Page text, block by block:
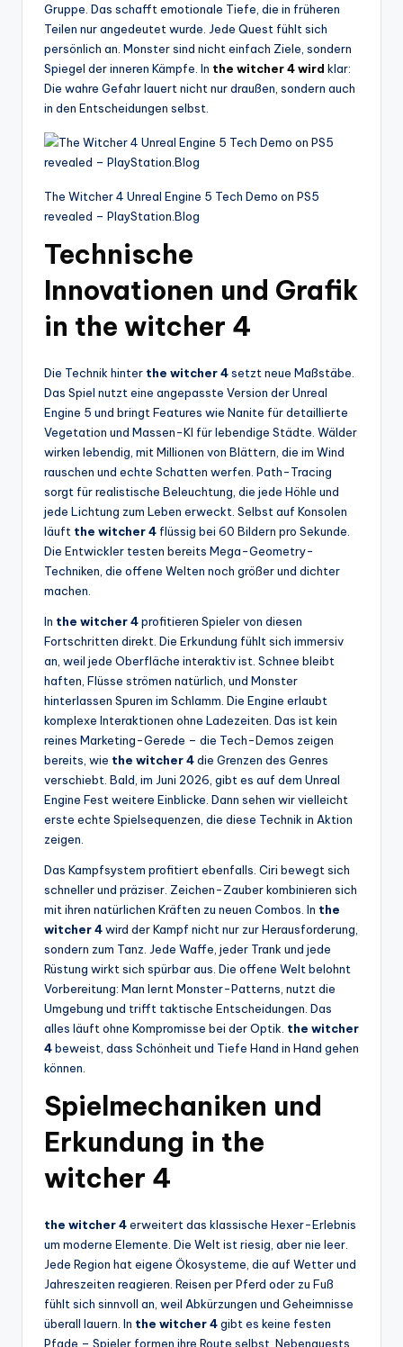
Gruppe. Das schafft emotionale Tiefe, die in früheren
Teilen nur angedeutet wurde. Jede Quest fühlt sich
persönlich an. Monster sind nicht einfach Ziele, sondern
Spiegel der inneren Kämpfe. In the witcher 4 wird klar:
Die wahre Gefahr lauert nicht nur draußen, sondern auch
in den Entscheidungen selbst.
The Witcher 4 Unreal Engine 5 Tech Demo on PS5
revealed – PlayStation.Blog
Technische
Innovationen und Grafik
in the witcher 4
Die Technik hinter the witcher 4setzt neue Maßstäbe.
Das Spiel nutzt eine angepasste Version der Unreal
Engine 5 und bringt Features wie Nanite für detaillierte
Vegetation und Massen-KI für lebendige Städte. Wälder
wirken lebendig, mit Millionen von Blättern, die im Wind
rauschen und echte Schatten werfen. Path-Tracing
sorgt für realistische Beleuchtung, die jede Höhle und
jede Lichtung zum Leben erweckt. Selbst auf Konsolen
läuft the witcher 4 flüssig bei 60 Bildern pro Sekunde.
Die Entwickler testen bereits Mega-Geometry-
Techniken, die offene Welten noch größer und dichter
machen.
In the witcher 4profitieren Spieler von diesen
Fortschritten direkt. Die Erkundung fühlt sich immersiv
an, weil jede Oberfläche interaktiv ist. Schnee bleibt
haften, Flüsse strömen natürlich, und Monster
hinterlassen Spuren im Schlamm. Die Engine erlaubt
komplexe Interaktionen ohne Ladezeiten. Das ist kein
reines Marketing-Gerede – die Tech-Demos zeigen
bereits, wie the witcher 4die Grenzen des Genres
verschiebt. Bald, im Juni 2026, gibt es auf dem Unreal
Engine Fest weitere Einblicke. Dann sehen wir vielleicht
erste echte Spielsequenzen, die diese Technik in Aktion
zeigen.
Das Kampfsystem profitiert ebenfalls. Ciri bewegt sich
schneller und präziser. Zeichen-Zauber kombinieren sich
mit ihren natürlichen Kräften zu neuen Combos. In the
witcher 4wird der Kampf nicht nur zur Herausforderung,
sondern zum Tanz. Jede Waffe, jeder Trank und jede
Rüstung wirkt sich spürbar aus. Die offene Welt belohnt
Vorbereitung: Man lernt Monster-Patterns, nutzt die
Umgebung und trifft taktische Entscheidungen. Das
alles läuft ohne Kompromisse bei der Optik. the witcher
4beweist, dass Schönheit und Tiefe Hand in Hand gehen
können.
Spielmechaniken und
Erkundung in the
witcher 4
the witcher 4erweitert das klassische Hexer-Erlebnis
um moderne Elemente. Die Welt ist riesig, aber nie leer.
Jede Region hat eigene Ökosysteme, die auf Wetter und
Jahreszeiten reagieren. Reisen per Pferd oder zu Fuß
fühlt sich sinnvoll an, weil Abkürzungen und Geheimnisse
überall lauern. In the witcher 4gibt es keine festen
Pfade – Spieler formen ihre Route selbst. Nebenquests